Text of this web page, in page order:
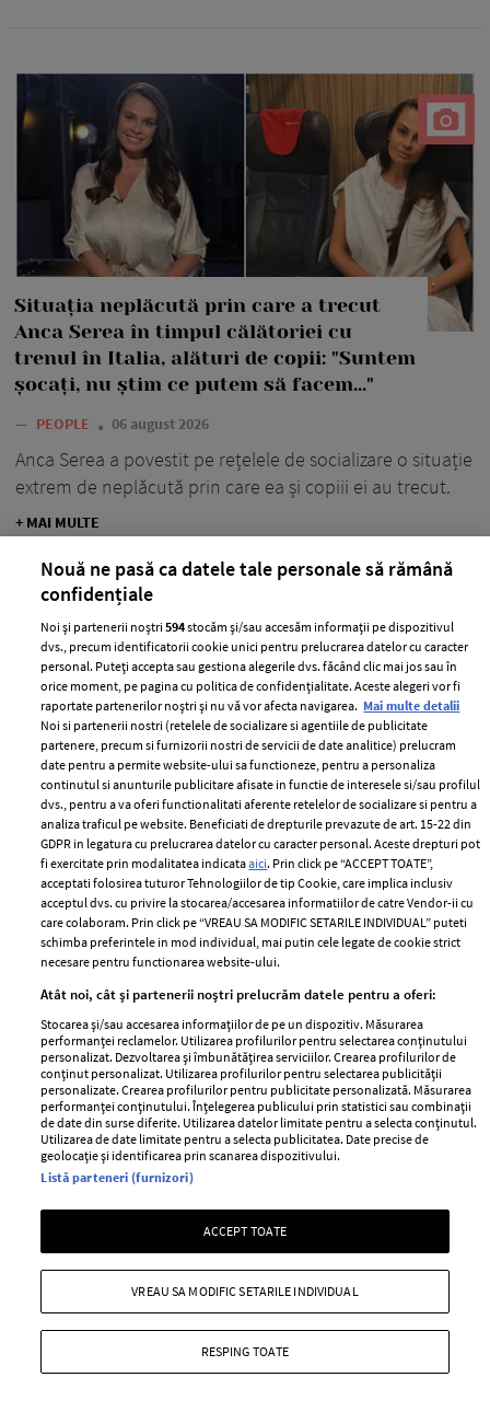
Situația neplăcută prin care a trecut
Anca Serea în timpul călătoriei cu
trenul în Italia, alături de copii: "Suntem
șocați, nu știm ce putem să facem..."
— PEOPLE 06 august 2026
Anca Serea a povestit pe rețelele de socializare o situație
extrem de neplăcută prin care ea și copiii ei au trecut.
+ MAI MULTE
MAI MULTE ARTICOLE
ABONEAZĂ-TE LA NEWSLETTER
Urmareste-ne pe:
Cele mai citite
BEAUTY BEAUTY TIPS
7 uleiuri care stimulează creșterea rapidă a
părului
Nouă ne pasă ca datele tale personale să rămână
confidențiale
Noi și partenerii noștri594stocăm și/sau accesăm informații pe dispozitivul
dvs., precum identificatorii cookie unici pentru prelucrarea datelor cu caracter
personal. Puteți accepta sau gestiona alegerile dvs. făcând clic mai jos sau în
orice moment, pe pagina cu politica de confidențialitate. Aceste alegeri vor fi
raportate partenerilor noștri și nu vă vor afecta navigarea. Mai multe detalii
Noi si partenerii nostri (retelele de socializare si agentiile de publicitate
partenere, precum si furnizorii nostri de servicii de date analitice) prelucram
date pentru a permite website-ului sa functioneze, pentru a personaliza
continutul si anunturile publicitare afisate in functie de interesele si/sau profilul
dvs., pentru a va oferi functionalitati aferente retelelor de socializare si pentru a
analiza traficul pe website. Beneficiati de drepturile prevazute de art. 15-22 din
GDPR in legatura cu prelucrarea datelor cu caracter personal. Aceste drepturi pot
fi exercitate prin modalitatea indicataaici. Prin click pe “ACCEPT TOATE”,
acceptati folosirea tuturor Tehnologiilor de tip Cookie, care implica inclusiv
acceptul dvs. cu privire la stocarea/accesarea informatiilor de catre Vendor-ii cu
care colaboram. Prin click pe “VREAU SA MODIFIC SETARILE INDIVIDUAL” puteti
schimba preferintele in mod individual, mai putin cele legate de cookie strict
necesare pentru functionarea website-ului.
Atât noi, cât și partenerii noștri prelucrăm datele pentru a oferi:
Stocarea și/sau accesarea informațiilor de pe un dispozitiv. Măsurarea
performanței reclamelor. Utilizarea profilurilor pentru selectarea conținutului
personalizat. Dezvoltarea și îmbunătățirea serviciilor. Crearea profilurilor de
conținut personalizat. Utilizarea profilurilor pentru selectarea publicității
personalizate. Crearea profilurilor pentru publicitate personalizată. Măsurarea
performanței conținutului. Înțelegerea publicului prin statistici sau combinații
de date din surse diferite. Utilizarea datelor limitate pentru a selecta conținutul.
Utilizarea de date limitate pentru a selecta publicitatea. Date precise de
geolocație și identificarea prin scanarea dispozitivului.
Listă parteneri (furnizori)
ACCEPT TOATE
RESPING TOATE
VREAU SA MODIFIC SETARILE INDIVIDUAL